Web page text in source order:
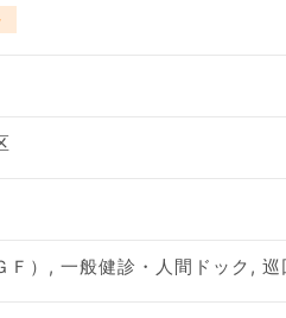
Ｆ）, 一般健診・人間ドック, 巡